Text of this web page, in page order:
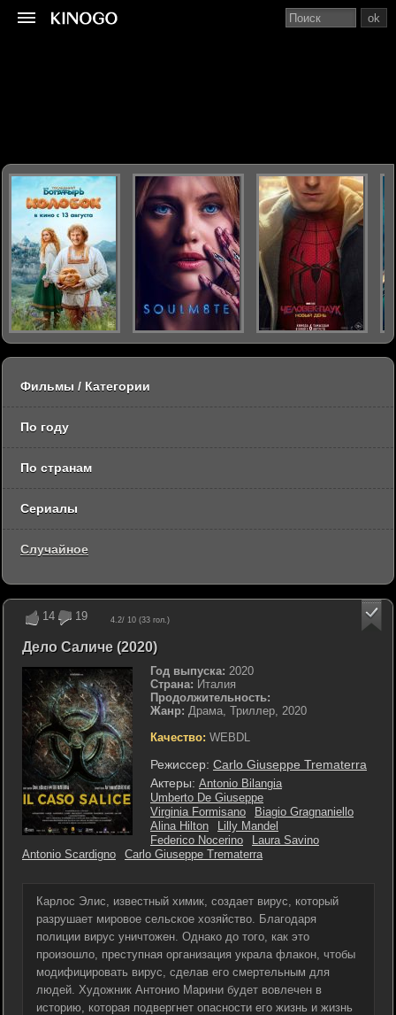
14 19 4.2/ 10 (33 гол.)
Дело Саличе (2020)
Год выпуска: 2020
Страна: Италия
Продолжительность:
Жанр: Драма, Триллер, 2020
Качество: WEBDL
Режиссер: Carlo Giuseppe Trematerra
Актеры: Antonio Bilangia
Umberto De Giuseppe
Virginia Formisano
Biagio Gragnaniello
Alina Hilton
Lilly Mandel
Federico Nocerino
Laura Savino
Antonio Scardigno
Carlo Giuseppe Trematerra
Карлос Элис, известный химик, создает вирус, который
разрушает мировое сельское хозяйство. Благодаря
полиции вирус уничтожен. Однако до того, как это
произошло, преступная организация украла флакон, чтобы
модифицировать вирус, сделав его смертельным для
людей. Художник Антонио Марини будет вовлечен в
историю, которая подвергнет опасности его жизнь и жизнь
ok
Фильмы / Категории
По году
По странам
Сериалы
Случайное